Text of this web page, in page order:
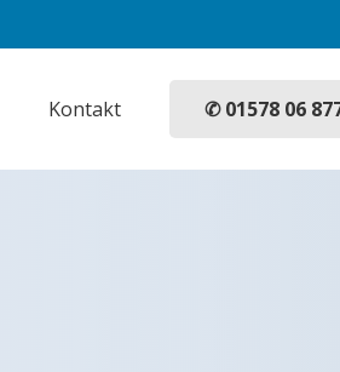
Kontakt ✆ 01578 06